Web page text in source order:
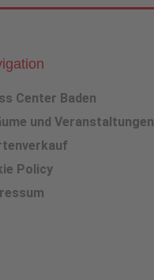
Center Baden
und Veranstaltungen
Policy